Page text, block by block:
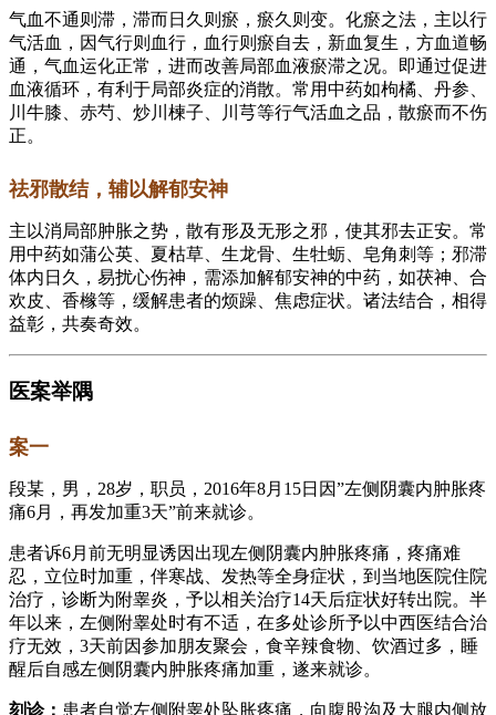
气血不通则滞，滞而日久则瘀，瘀久则变。化瘀之法，主以行
气活血，因气行则血行，血行则瘀自去，新血复生，方血道畅
通，气血运化正常，进而改善局部血液瘀滞之况。即通过促进
血液循环，有利于局部炎症的消散。常用中药如枸橘、丹参、
川牛膝、赤芍、炒川楝子、川芎等行气活血之品，散瘀而不伤
正。
祛邪散结，辅以解郁安神
主以消局部肿胀之势，散有形及无形之邪，使其邪去正安。常
用中药如蒲公英、夏枯草、生龙骨、生牡蛎、皂角刺等；邪滞
体内日久，易扰心伤神，需添加解郁安神的中药，如茯神、合
欢皮、香橼等，缓解患者的烦躁、焦虑症状。诸法结合，相得
益彰，共奏奇效。
医案举隅
案一
段某，男，28岁，职员，2016年8月15日因”左侧阴囊内肿胀疼
痛6月，再发加重3天”前来就诊。
患者诉6月前无明显诱因出现左侧阴囊内肿胀疼痛，疼痛难
忍，立位时加重，伴寒战、发热等全身症状，到当地医院住院
治疗，诊断为附睾炎，予以相关治疗14天后症状好转出院。半
年以来，左侧附睾处时有不适，在多处诊所予以中西医结合治
疗无效，3天前因参加朋友聚会，食辛辣食物、饮酒过多，睡
醒后自感左侧阴囊内肿胀疼痛加重，遂来就诊。
刻诊： 患者自觉左侧附睾处坠胀疼痛，向腹股沟及大腿内侧放